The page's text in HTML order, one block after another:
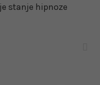
stanje hipnoze